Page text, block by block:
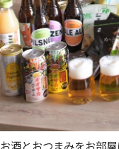
お酒とおつまみをお部